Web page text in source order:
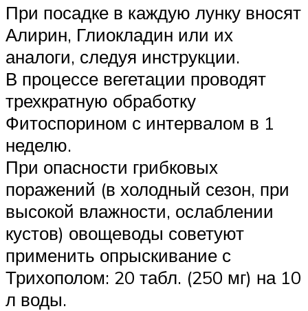
При посадке в каждую лунку вносят
Алирин, Глиокладин или их
аналоги, следуя инструкции.
В процессе вегетации проводят
трехкратную обработку
Фитоспорином с интервалом в 1
неделю.
При опасности грибковых
поражений (в холодный сезон, при
высокой влажности, ослаблении
кустов) овощеводы советуют
применить опрыскивание с
Трихополом: 20 табл. (250 мг) на 10
л воды.